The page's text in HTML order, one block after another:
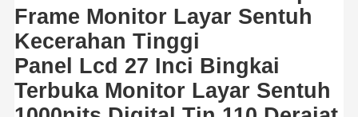
Frame Monitor Layar Sentuh
Kecerahan Tinggi
Panel Lcd 27 Inci Bingkai
Terbuka Monitor Layar Sentuh